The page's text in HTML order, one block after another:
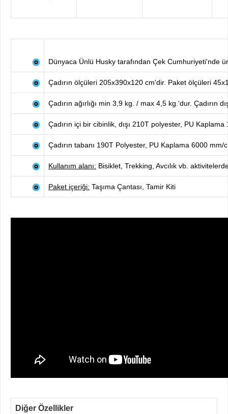
Dünyaca Ünlü Husky tarafından Çek Cumhuriyeti'nde
Çadırın ölçüleri 205x390x120 cm'dir. Paket ölçüleri
Çadırın ağırlığı min 3,9 kg. / max 4,5 kg.'dur. Çadırın
Çadırın içi bir cibinlik, dışı 210T polyester, PU
Çadırın tabanı 190T Polyester, PU Kaplama 6000 mm/
Kullanım alanı: Bisiklet, Trekking, Avcılık vb.
Paket içeriği: Taşıma Çantası, Tamir Kiti
Diğer Özellikler